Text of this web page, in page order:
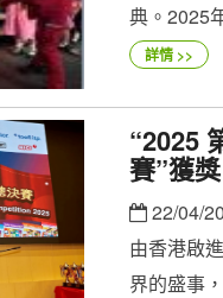
典。2025
詳情 >>
“2025
賽”獲獎
22/04/
由香港啟
界的盛事